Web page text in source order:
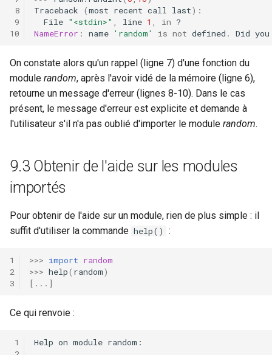
Traceback
(most recent call last):
File "<stdin>" , line 1 , in ?
NameError : name 'random' is not defined . Did you
On constate alors qu'un rappel (ligne 7) d'une fonction du
module random, après l'avoir vidé de la mémoire (ligne 6),
retourne un message d'erreur (lignes 8-10). Dans le cas
présent, le message d'erreur est explicite et demande à
l'utilisateur s'il n'a pas oublié d'importer le module random.
9.3 Obtenir de l'aide sur les modules
importés
Pour obtenir de l'aide sur un module, rien de plus simple : il
suffit d'utiliser la commande help() :
>>> import random
>>> help( random)
[ ... ]
Ce qui renvoie :